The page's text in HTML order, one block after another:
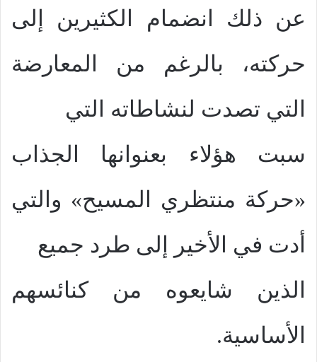
عن ذلك انضمام الكثيرين إلى
حركته، بالرغم من المعارضة
التي تصدت لنشاطاته التي
سبت هؤلاء بعنوانها الجذاب
«حركة منتظري المسيح» والتي
أدت في الأخير إلى طرد جميع
الذين شايعوه من كنائسهم
الأساسية.